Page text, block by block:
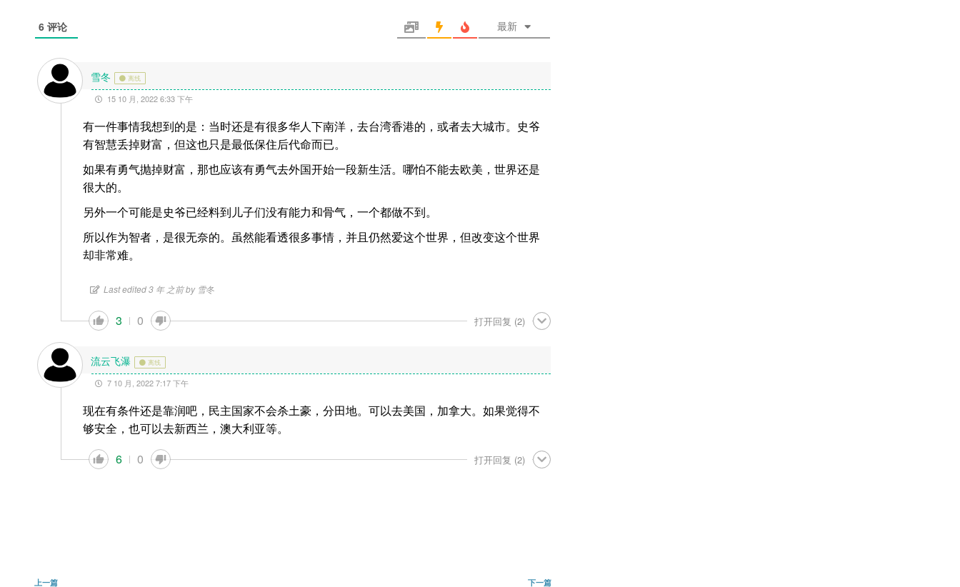
6 评论 最新
雪冬 离线
15 10 月, 2022 6:33 下午
有一件事情我想到的是：当时还是有很多华人下南洋，去台湾香港的，或者去大城市。史爷
有智慧丢掉财富，但这也只是最低保住后代命而已。
如果有勇气抛掉财富，那也应该有勇气去外国开始一段新生活。哪怕不能去欧美，世界还是
很大的。
另外一个可能是史爷已经料到儿子们没有能力和骨气，一个都做不到。
所以作为智者，是很无奈的。虽然能看透很多事情，并且仍然爱这个世界，但改变这个世界
却非常难。
Last edited 3 年 之前 by 雪冬
3 0 打开回复 (2)
流云飞瀑 离线
7 10 月, 2022 7:17 下午
现在有条件还是靠润吧，民主国家不会杀土豪，分田地。可以去美国，加拿大。如果觉得不
够安全，也可以去新西兰，澳大利亚等。
6
0 打开回复 (2)
文
上一篇 下一篇